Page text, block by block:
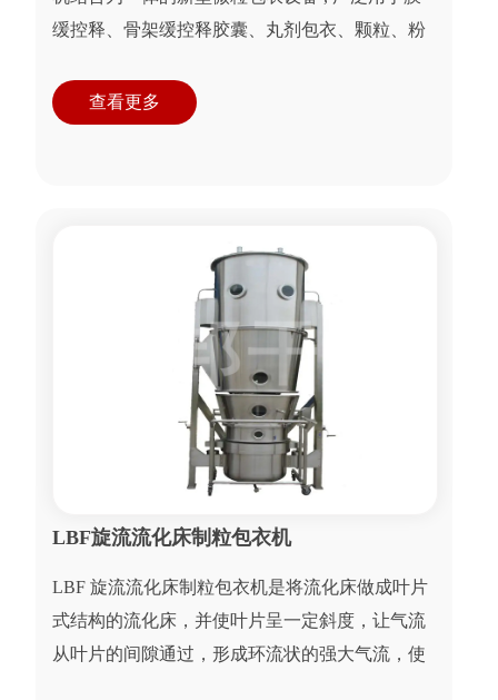
缓控释、骨架缓控释胶囊、丸剂包衣、颗粒、粉
查看更多
LBF旋流流化床制粒包衣机
LBF 旋流流化床制粒包衣机是将流化床做成叶片
式结构的流化床，并使叶片呈一定斜度，让气流
从叶片的间隙通过，形成环流状的强大气流，使